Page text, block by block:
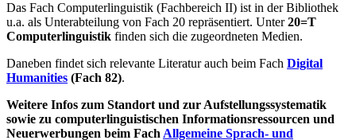
Das Fach Computerlinguistik (Fachbereich II) ist in der Bibliothek
u.a. als Unterabteilung von Fach 20 repräsentiert. Unter20=T
Computerlinguistik finden sich die zugeordneten Medien.
Daneben findet sich relevante Literatur auch beim Fach Digital
Humanities (Fach 82).
Weitere Infos zum Standort und zurAufstellungssystematik
sowie zu computerlinguistischen Informationsressourcen und
Neuerwerbungen beim FachAllgemeine Sprach- und